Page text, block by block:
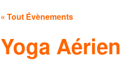
« Tout Évènements
Yoga Aérien